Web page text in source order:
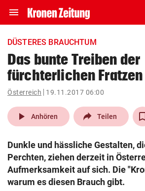
menu Navigation
ein-/ausklappen
account_circle Anmelden
pin_drop
Wien
search
Suchbegriff
eingeben
DÜSTERES BRAUCHTUM
Das bunte Treiben der
fürchterlichen Fratzen
Österreich 19.11.2017 06:00
play_arrow Anhören Teilen
Dunkle und hässliche Gestalten,
Perchten, ziehen derzeit in
Aufmerksamkeit auf sich. Die
warum es diesen Brauch gibt.